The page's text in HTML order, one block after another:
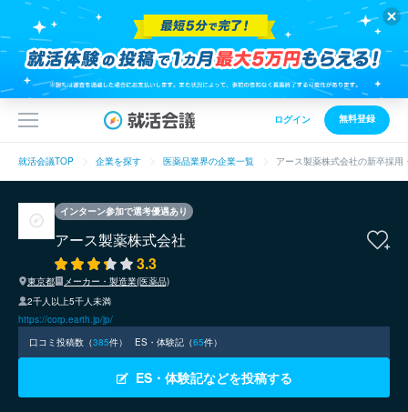
ログイン 無料登録
就活会議TOP 企業を探す 医薬品業界の企業一覧 アース製薬株式会社の新卒採用
インターン参加で選考優遇あり
アース製薬株式会社
3.3
東京都
メーカー・製造業(医薬品)
2千人以上5千人未満
https://corp.earth.jp/jp/
口コミ投稿数（385件） ES・体験記（65件）
ES・体験記などを投稿する